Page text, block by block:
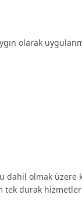
olarak
dahil olmak
tek durak